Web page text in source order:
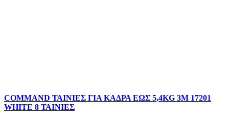
COMMAND ΤΑΙΝΙΕΣ ΓΙΑ ΚΑΔΡΑ ΕΩΣ 5,4KG 3M 17201
WHITE 8 ΤΑΙΝΙΕΣ